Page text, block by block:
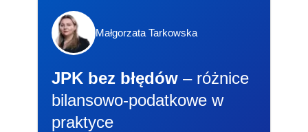
Małgorzata Tarkowska
JPK bez błędów – różnice
bilansowo-podatkowe w
praktyce